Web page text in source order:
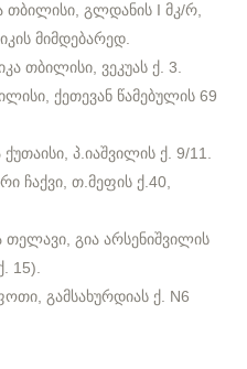
გლდანის I მკ/რ,
მიმდებარედ.
თბილისი, ვეკუას ქ. 3.
ქეთევან წამებულის 69
პ.იაშვილის ქ. 9/11.
ჩაქვი, თ.მეფის ქ.40,
გია არსენიშვილის
15).
გამსახურდიას ქ. N6